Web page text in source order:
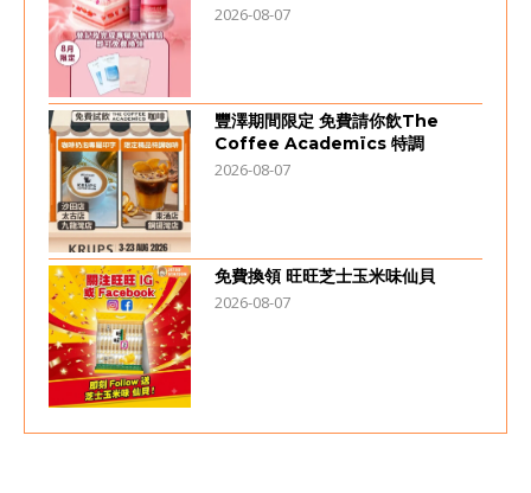
2026-08-07
豐澤期間限定 免費請你飲The
Coffee Academïcs 特調
2026-08-07
免費換領 旺旺芝士玉米味仙貝
2026-08-07